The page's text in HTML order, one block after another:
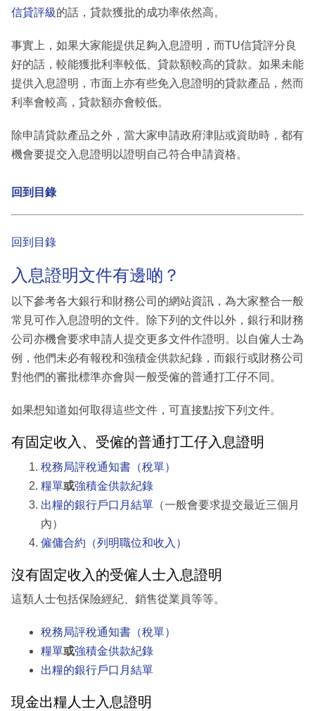
信貸評級的話，貸款獲批的成功率依然高。
事實上，如果大家能提供足夠入息證明，而TU信貸評分良
好的話，較能獲批利率較低、貸款額較高的貸款。如果未能
提供入息證明，市面上亦有些免入息證明的貸款產品，然而
利率會較高，貸款額亦會較低。
除申請貸款產品之外，當大家申請政府津貼或資助時，都有
機會要提交入息證明以證明自己符合申請資格。
回到目錄
回到目錄
入息證明文件有邊啲？
以下參考各大銀行和財務公司的網站資訊，為大家整合一般
常見可作入息證明的文件。除下列的文件以外，銀行和財務
公司亦機會要求申請人提交更多文件作證明。以自僱人士為
例，他們未必有報稅和強積金供款紀錄，而銀行或財務公司
對他們的審批標準亦會與一般受僱的普通打工仔不同。
如果想知道如何取得這些文件，可直接點按下列文件。
有固定收入、受僱的普通打工仔入息證明
稅務局評稅通知書（稅單）
糧單或強積金供款紀錄
出糧的銀行戶口月結單 （一般會要求提交最近三個月
內）
僱傭合約（列明職位和收入）
沒有固定收入的受僱人士入息證明
這類人士包括保險經紀、銷售從業員等等。
稅務局評稅通知書（稅單）
糧單或強積金供款紀錄
出糧的銀行戶口月結單
現金出糧人士入息證明